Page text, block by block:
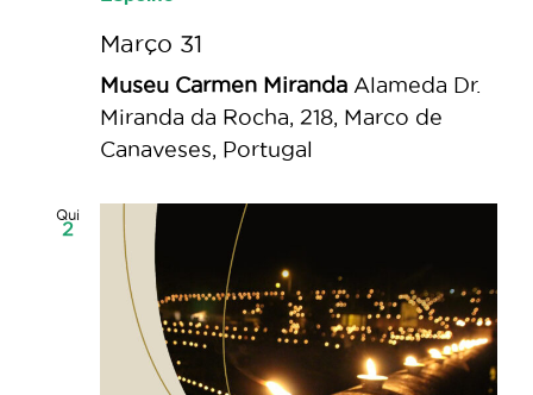
Março 31
Museu Carmen Miranda Alameda Dr.
Miranda da Rocha, 218, Marco de
Canaveses, Portugal
Qui
2